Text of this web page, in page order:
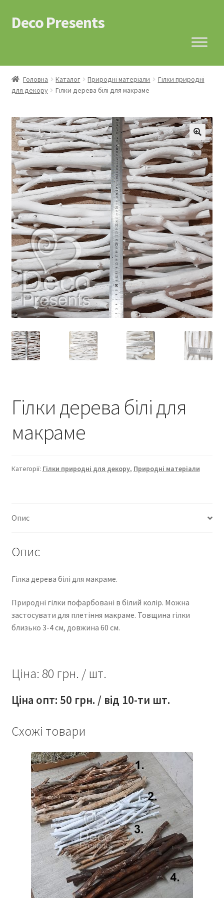
Перейти
до
Перейти
до
Deco Presents
Головна Каталог Природні матеріали
Гілки природні
для декору
Гілки дерева білі для макраме
Гілки дерева білі для
макраме
Категорії: Гілки природні для декору, Природні матеріали
Опис
Опис
Гілка дерева білі для макраме.
Природні гілки пофарбовані в білий колір. Можна
застосувати для плетіння макраме. Товщина гілки
близько 3-4 см, довжина 60 см.
Ціна: 80 грн. / шт.
Ціна опт: 50 грн. / від 10-ти шт.
Схожі товари